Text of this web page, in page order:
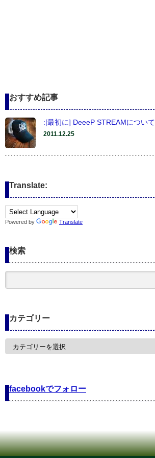
おすすめ記事
:[最初に] DeeeP STREAMについて
2011.12.25
Translate:
Powered by Translate
検索
カテゴリー
カ
facebookでフォロー